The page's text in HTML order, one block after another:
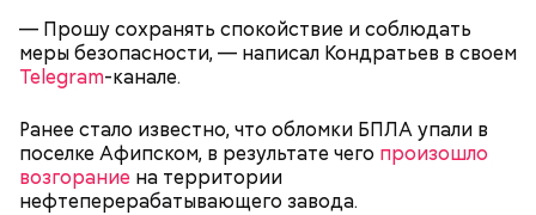
— Прошу сохранять спокойствие и соблюдать
меры безопасности, — написал Кондратьев в своем
Telegram-канале.
Ранее стало известно, что обломки БПЛА упали в
поселке Афипском, в результате чего произошло
возгорание на территории
нефтеперерабатывающего завода.
Родственники обналичивали деньги и возвращали
их Гасанову. А чтобы пользоваться деньгами и не
вызвать подозрений у налоговой, Гасанов либо
распределял их между еще несколькими счетами,
либопокупал на них квартиры.